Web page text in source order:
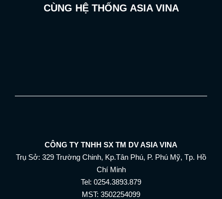
CÙNG HỆ THỐNG ASIA VINA
CÔNG TY TNHH SX TM DV ASIA VINA
Trụ Sở: 329 Trường Chinh, Kp.Tân Phú, P. Phú Mỹ, Tp. Hồ
Chí Minh
Tel: 0254.3893.879
MST: 3502254099